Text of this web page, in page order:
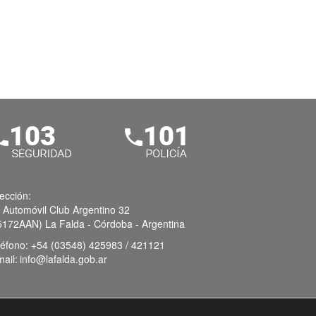
Automóvil Club Argentino 32
La Falda - Córdoba - Argentina
+54 (03548) 425983 / 421121
info@lafalda.gob.ar